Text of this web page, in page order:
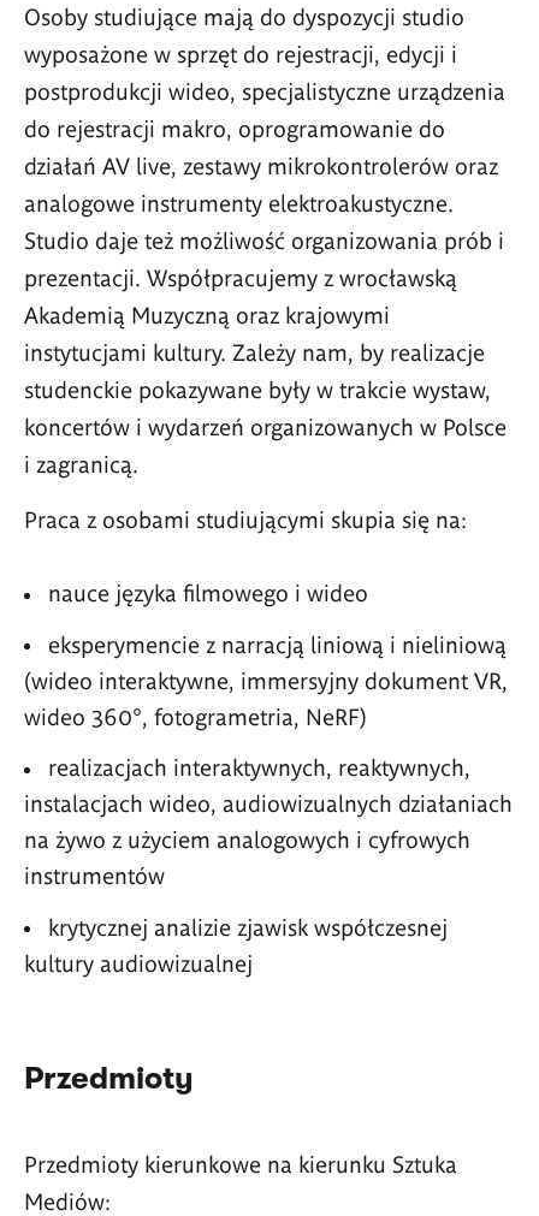
Osoby studiujące mają do dyspozycji studio
wyposażone w sprzęt do rejestracji, edycji i
postprodukcji wideo, specjalistyczne urządzenia
do rejestracji makro, oprogramowanie do
działań AV live, zestawy mikrokontrolerów oraz
analogowe instrumenty elektroakustyczne.
Studio daje też możliwość organizowania prób i
prezentacji. Współpracujemy z wrocławską
Akademią Muzyczną oraz krajowymi
instytucjami kultury. Zależy nam, by realizacje
studenckie pokazywane były w trakcie wystaw,
koncertów i wydarzeń organizowanych w Polsce
i zagranicą.
Praca z osobami studiującymi skupia się na:
nauce języka filmowego i wideo
eksperymencie z narracją liniową i nieliniową
(wideo interaktywne, immersyjny dokument VR,
wideo 360°, fotogrametria, NeRF)
realizacjach interaktywnych, reaktywnych,
instalacjach wideo, audiowizualnych działaniach
na żywo z użyciem analogowych i cyfrowych
instrumentów
krytycznej analizie zjawisk współczesnej
kultury audiowizualnej
Przedmioty
Przedmioty kierunkowe na kierunku Sztuka
Mediów: